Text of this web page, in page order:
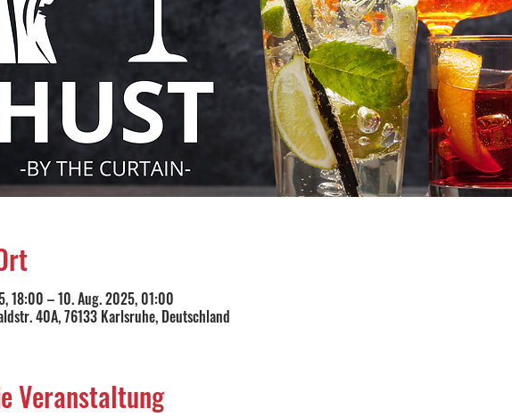
18:00 – 10. Aug. 2025, 01:00
40A, 76133 Karlsruhe, Deutschland
Veranstaltung